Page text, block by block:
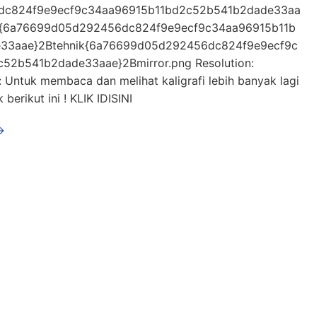
Resolution:
Untuk membaca dan melihat kaligrafi lebih banyak lagi
ini ! KLIK IDISINI